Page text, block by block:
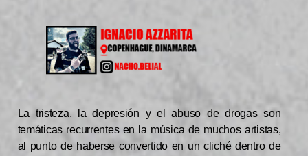
La tristeza, la depresión y el abuso de drogas son
temáticas recurrentes en la música de muchos artistas,
al punto de haberse convertido en un cliché dentro de